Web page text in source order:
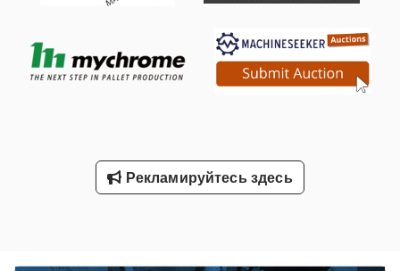
Рекламируйтесь здесь